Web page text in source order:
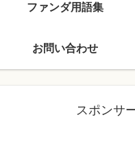
ファンダ用語集
お問い合わせ
スポンサ